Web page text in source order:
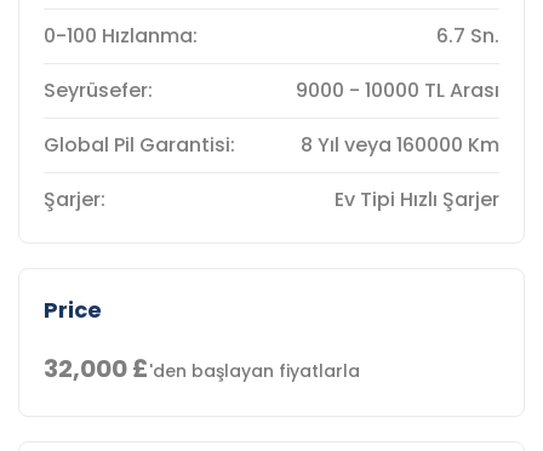
0-100 Hızlanma:
6.7 Sn.
Seyrüsefer:
9000 - 10000 TL Arası
Global Pil Garantisi:
8 Yıl veya 160000 Km
Şarjer:
Ev Tipi Hızlı Şarjer
Price
32,000£'den başlayan fiyatlarla